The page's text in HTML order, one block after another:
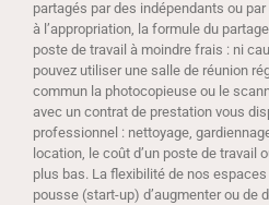
partagés par des indépendants ou
à l’appropriation, la formule du
poste de travail à moindre frais : ni
pouvez utiliser une salle de réunion
commun la photocopieuse ou le
avec un contrat de prestation vous
professionnel : nettoyage,
location, le coût d’un poste de travail
plus bas. La flexibilité de nos
pousse (start-up) d’augmenter ou de